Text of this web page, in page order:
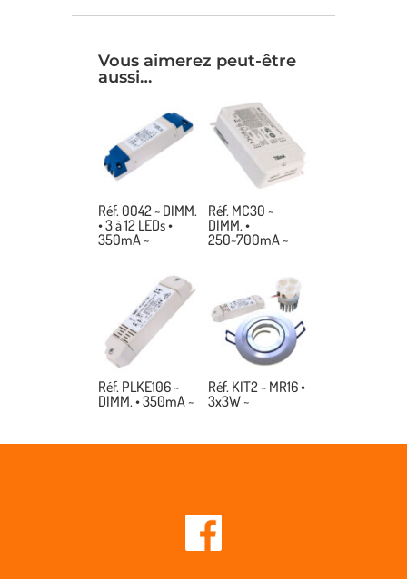
Vous aimerez peut-être
aussi…
Réf. 0042 ~ DIMM.
• 3 à 12 LEDs •
350mA ~
Réf. MC30 ~
DIMM. •
250~700mA ~
Réf. PLKE106 ~
DIMM. • 350mA ~
Réf. KIT2 ~ MR16 •
3x3W ~